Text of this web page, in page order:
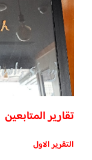
تقارير المتابعين
التقرير الاول